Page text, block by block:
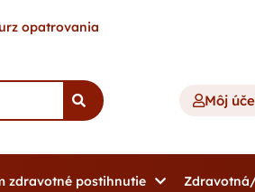
opatrovania
Môj
zdravotné postihnutie